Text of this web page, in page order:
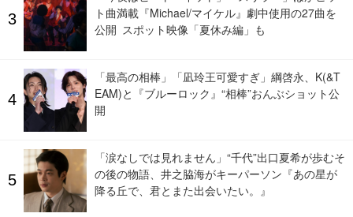
ト曲満載『Michael/マイケル』劇中使用の27曲を
公開 スポット映像「夏休み編」も
「最高の相棒」「凪玲王可愛すぎ」綱啓永、K(&T
EAM)と『ブルーロック』“相棒”おんぶショット公
開
「涙なしでは見れません」“千代”出口夏希が歩むそ
の後の物語、井之脇海がキーパーソン『あの星が
降る丘で、君とまた出会いたい。』